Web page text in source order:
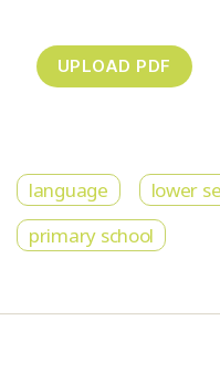
language
lower
primary school